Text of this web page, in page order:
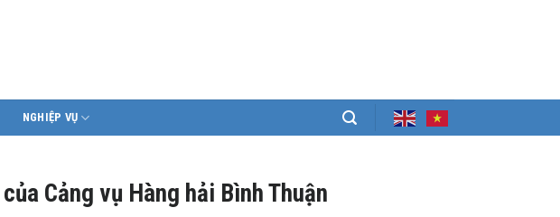
NGHIỆP VỤ
Cảng vụ Hàng hải Bình Thuận